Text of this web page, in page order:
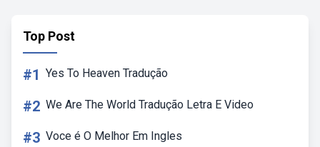
Top Post
#1 Yes To Heaven Tradução
#2 We Are The World Tradução Letra E Video
#3 Voce é O Melhor Em Ingles